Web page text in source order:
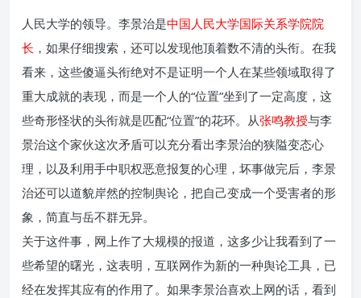
人民大学的领导。李景治是中国人民大学国际关系学院院
长 ，如果仔细搜索，还可以发现他顶着数不清的头衔。在我
看来，这些傻逼头衔绝对不是证明一个人在某些领域取得了
重大成就的表现，而是一个人的“位置”坐到了一定高度，这
些奇形怪状的头衔就是匹配“位置”的花环。从张鸣教授与李
景治这个家伙这次矛盾可以充分看出李景治的狭隘变态心
理，以及利用手中职权恶意报复的心理，坏事做完后，李景
治还可以道貌岸然的控制舆论，把自己变成一个受害者的形
象，简直与岳不群无异。
关于这件事，网上作了大规模的报道，这多少让我看到了一
些希望的曙光，这表明，互联网作为新的一种舆论工具，已
经在发挥其应有的作用了。如果李景治喜欢上网的话，看到